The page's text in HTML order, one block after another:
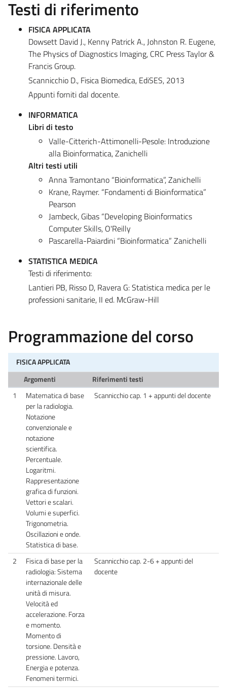
Testi di riferimento
FISICA APPLICATA
Dowsett David J., Kenny Patrick A., Johnston R. Eugene,
The Physics of Diagnostics Imaging, CRC Press Taylor &
Francis Group.
Scannicchio D., Fisica Biomedica, EdiSES, 2013
Appunti forniti dal docente.
INFORMATICA
Libri di testo
Valle-Citterich-Attimonelli-Pesole: Introduzione
alla Bioinformatica, Zanichelli
Altri testi utili
Anna Tramontano “Bioinformatica”, Zanichelli
Krane, Raymer. “Fondamenti di Bioinformatica”
Pearson
Jambeck, Gibas “Developing Bioinformatics
Computer Skills, O'Reilly
Pascarella-Paiardini “Bioinformatica” Zanichelli
STATISTICA MEDICA
Testi di riferimento:
Lantieri PB, Risso D, Ravera G: Statistica medica per le
professioni sanitarie, II ed. McGraw-Hill
Programmazione del corso
FISICA APPLICATA
Argomenti
Riferimenti testi
1
Matematica di base
per la radiologia.
Notazione
convenzionale e
notazione
scientifica.
Percentuale.
Logaritmi.
Rappresentazione
grafica di funzioni.
Vettori e scalari.
Volumi e superfici.
Trigonometria.
Oscillazioni e onde.
Statistica di base.
Scannicchio cap. 1 + appunti del docente
2
Fisica di base per la
radiologia: Sistema
internazionale delle
unità di misura.
Velocità ed
accelerazione. Forza
e momento.
Momento di
torsione. Densità e
pressione. Lavoro,
Energia e potenza.
Fenomeni termici.
Scannicchio cap. 2-6 + appunti del
docente